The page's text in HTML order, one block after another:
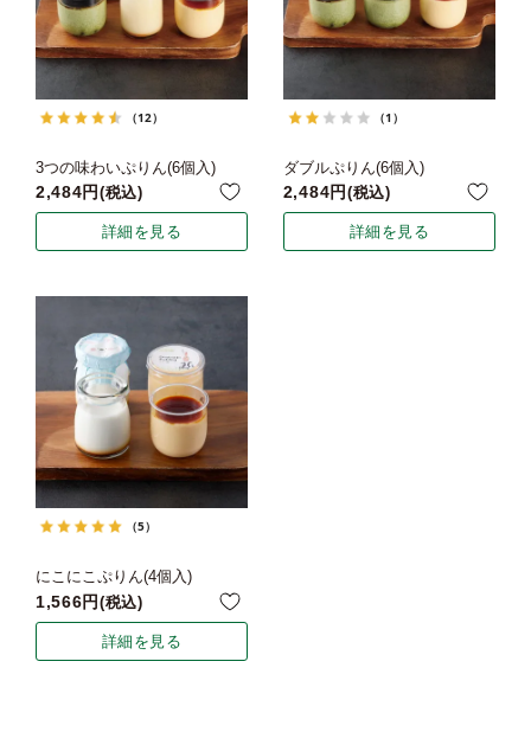
（12）
3つの味わいぷりん(6個入)
2,484 税込
詳細を見る
（1）
ダブルぷりん(6個入)
2,484 税込
詳細を見る
（5）
にこにこぷりん(4個入)
1,566 税込
詳細を見る